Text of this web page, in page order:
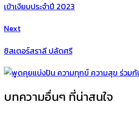
เข้าเงียบประจำปี 2023
Next
ซิสเตอร์สราลี ปลัดศรี
บทความอื่นๆ ที่น่าสนใจ